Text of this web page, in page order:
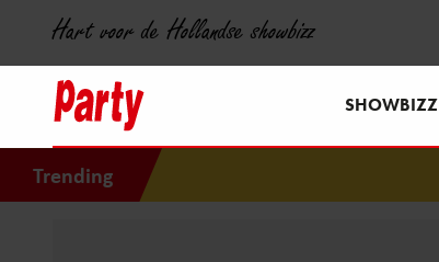
Hart voor de Hollandse showbizz
SHOWBIZZ
Trending